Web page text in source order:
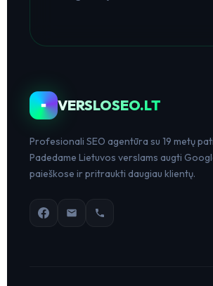
VERSLOSEO.LT
Profesionali SEO agentūra su 19 metų
Padedame Lietuvos verslams augti
paieškose ir pritraukti daugiau klientų.